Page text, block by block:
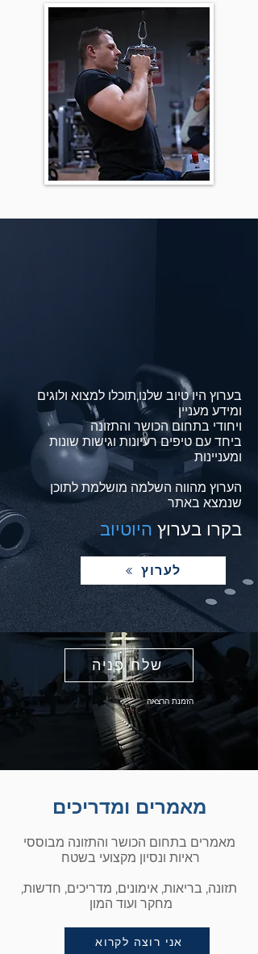
בערוץ היו טיוב שלנו,תוכלו למצוא ולוגים
ומידע מעניין
ויחודי בתחום הכושר והתזונה
ביחד עם טיפים רעיונות וגישות שונות
ומעניינות
הערוץ מהווה השלמה מושלמת לתוכן
שנמצא באתר
בקרו בערוץ היוטיוב
לערוץ
שלח פניה
הזמנת הרצאה
מאמרים ומדריכים
מאמרים בתחום הכושר והתזונה מבוססי
ראיות ונסיון מקצועי בשטח
תזונה, בריאות, אימונים, מדריכים, חדשות,
מחקר ועוד המון
אני רוצה לקרוא